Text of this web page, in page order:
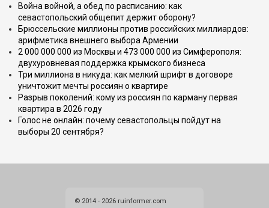
Война войной, а обед по расписанию: как
севастопольский общепит держит оборону?
Брюссельские миллионы против российских миллиардов:
арифметика внешнего выбора Армении
2 000 000 000 из Москвы и 473 000 000 из Симферополя:
двухуровневая поддержка крымского бизнеса
Три миллиона в никуда: как мелкий шрифт в договоре
уничтожит мечты россиян о квартире
Разрыв поколений: кому из россиян по карману первая
квартира в 2026 году
Голос не онлайн: почему севастопольцы пойдут на
выборы 20 сентября?
© 2014 - 2026 ruinformer.com